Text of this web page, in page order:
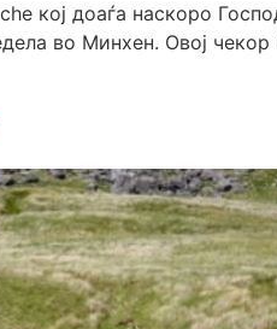
кој доаѓа наскоро
во Минхен. Овој